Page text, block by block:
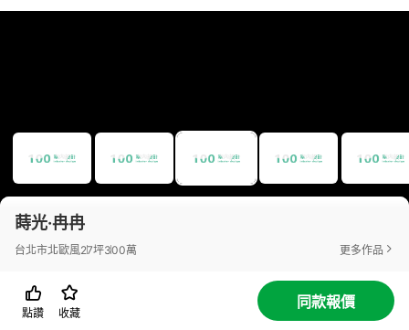
蒔光·冉冉
台北市北歐風27坪300萬 更多作品
點讚 收藏
同款報價